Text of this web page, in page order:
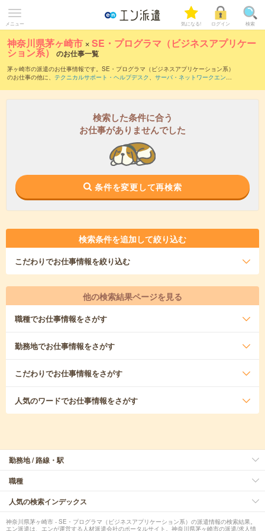
メニュー 気になる! ログイン 検索
神奈川県茅ヶ崎市 ×SE・プログラマ（ビジネスアプリケー
ション系） のお仕事一覧
茅ヶ崎市の派遣のお仕事情報です。SE・プログラマ（ビジネスアプリケーション系）
のお仕事の他に、 テクニカルサポート・ヘルプデスク 、 サーバ・ネットワークエンジ
マ（ビジネスアプリケーション系）のお仕事とは？とは？
検索した条件に合う
お仕事がありませんでした
条件を変更して再検索
検索条件を追加して絞り込む
こだわりでお仕事情報を絞り込む
他の検索結果ページを見る
職種でお仕事情報をさがす
勤務地でお仕事情報をさがす
こだわりでお仕事情報をさがす
人気のワードでお仕事情報をさがす
勤務地 / 路線・駅
職種
人気の検索インデックス
神奈川県茅ヶ崎市 - SE・プログラマ（ビジネスアプリケーション系）の派遣情報の検索結果。
エン派遣は、エンが運営する人材派遣会社のポータルサイト。神奈川県茅ヶ崎市の派遣/求人情